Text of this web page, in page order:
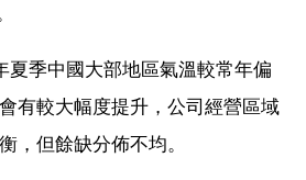
季中國大部地區氣溫較常年偏
有較大幅度提升，公司經營區域
，但餘缺分佈不均。